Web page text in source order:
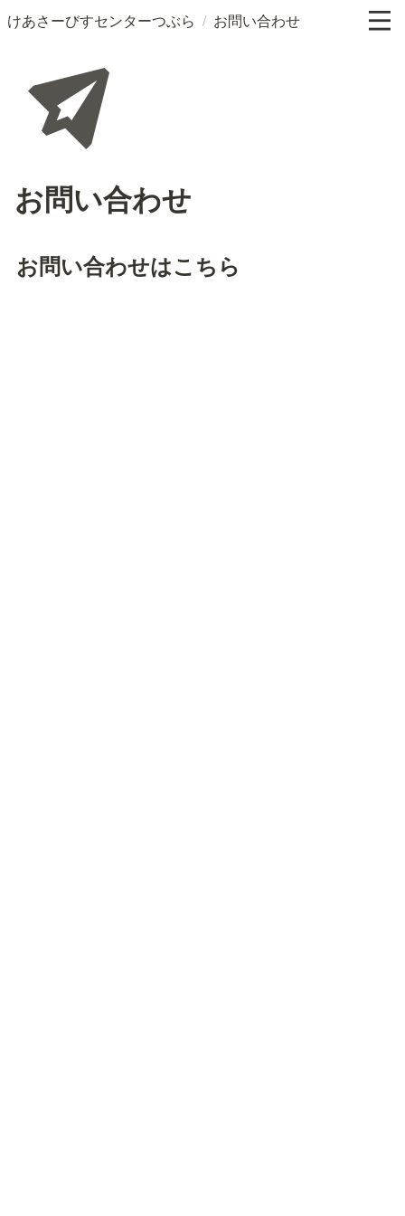
けあさーびすセンターつぶら / お問い合わせ
お問い合わせ
お問い合わせはこちら